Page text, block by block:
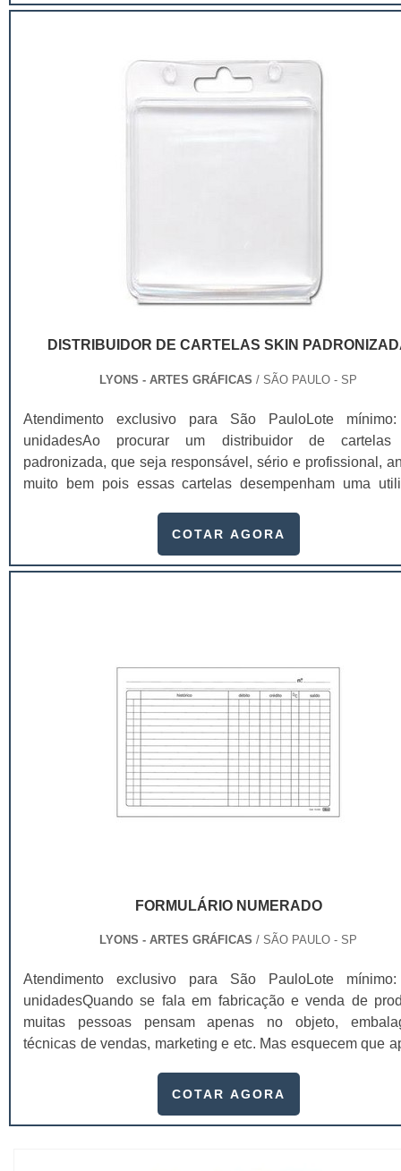
de ser apenas um invólucro desses pr...
DISTRIBUIDOR DE CARTELAS SKIN
LYONS - ARTES GRÁFICAS / SÃO PAULO - SP
Atendimento exclusivo para São PauloLote
unidadesAo procurar um distribuidor de cartelas
padronizada, que seja responsável, sério e profissional,
muito bem pois essas cartelas desempenham uma
adquirir esse item é fundamental, pois apenas
no fluxo de fabricação das cart...
COTAR AGORA
FORMULÁRIO NUMERADO
LYONS - ARTES GRÁFICAS / SÃO PAULO - SP
Atendimento exclusivo para São PauloLote
unidadesQuando se fala em fabricação e venda de
muitas pessoas pensam apenas no objeto,
técnicas de vendas, marketing e etc. Mas esquecem que
esforços podem não valer a pena. Nesse quesito, o
este item, pode promover diversos ben...
COTAR AGORA